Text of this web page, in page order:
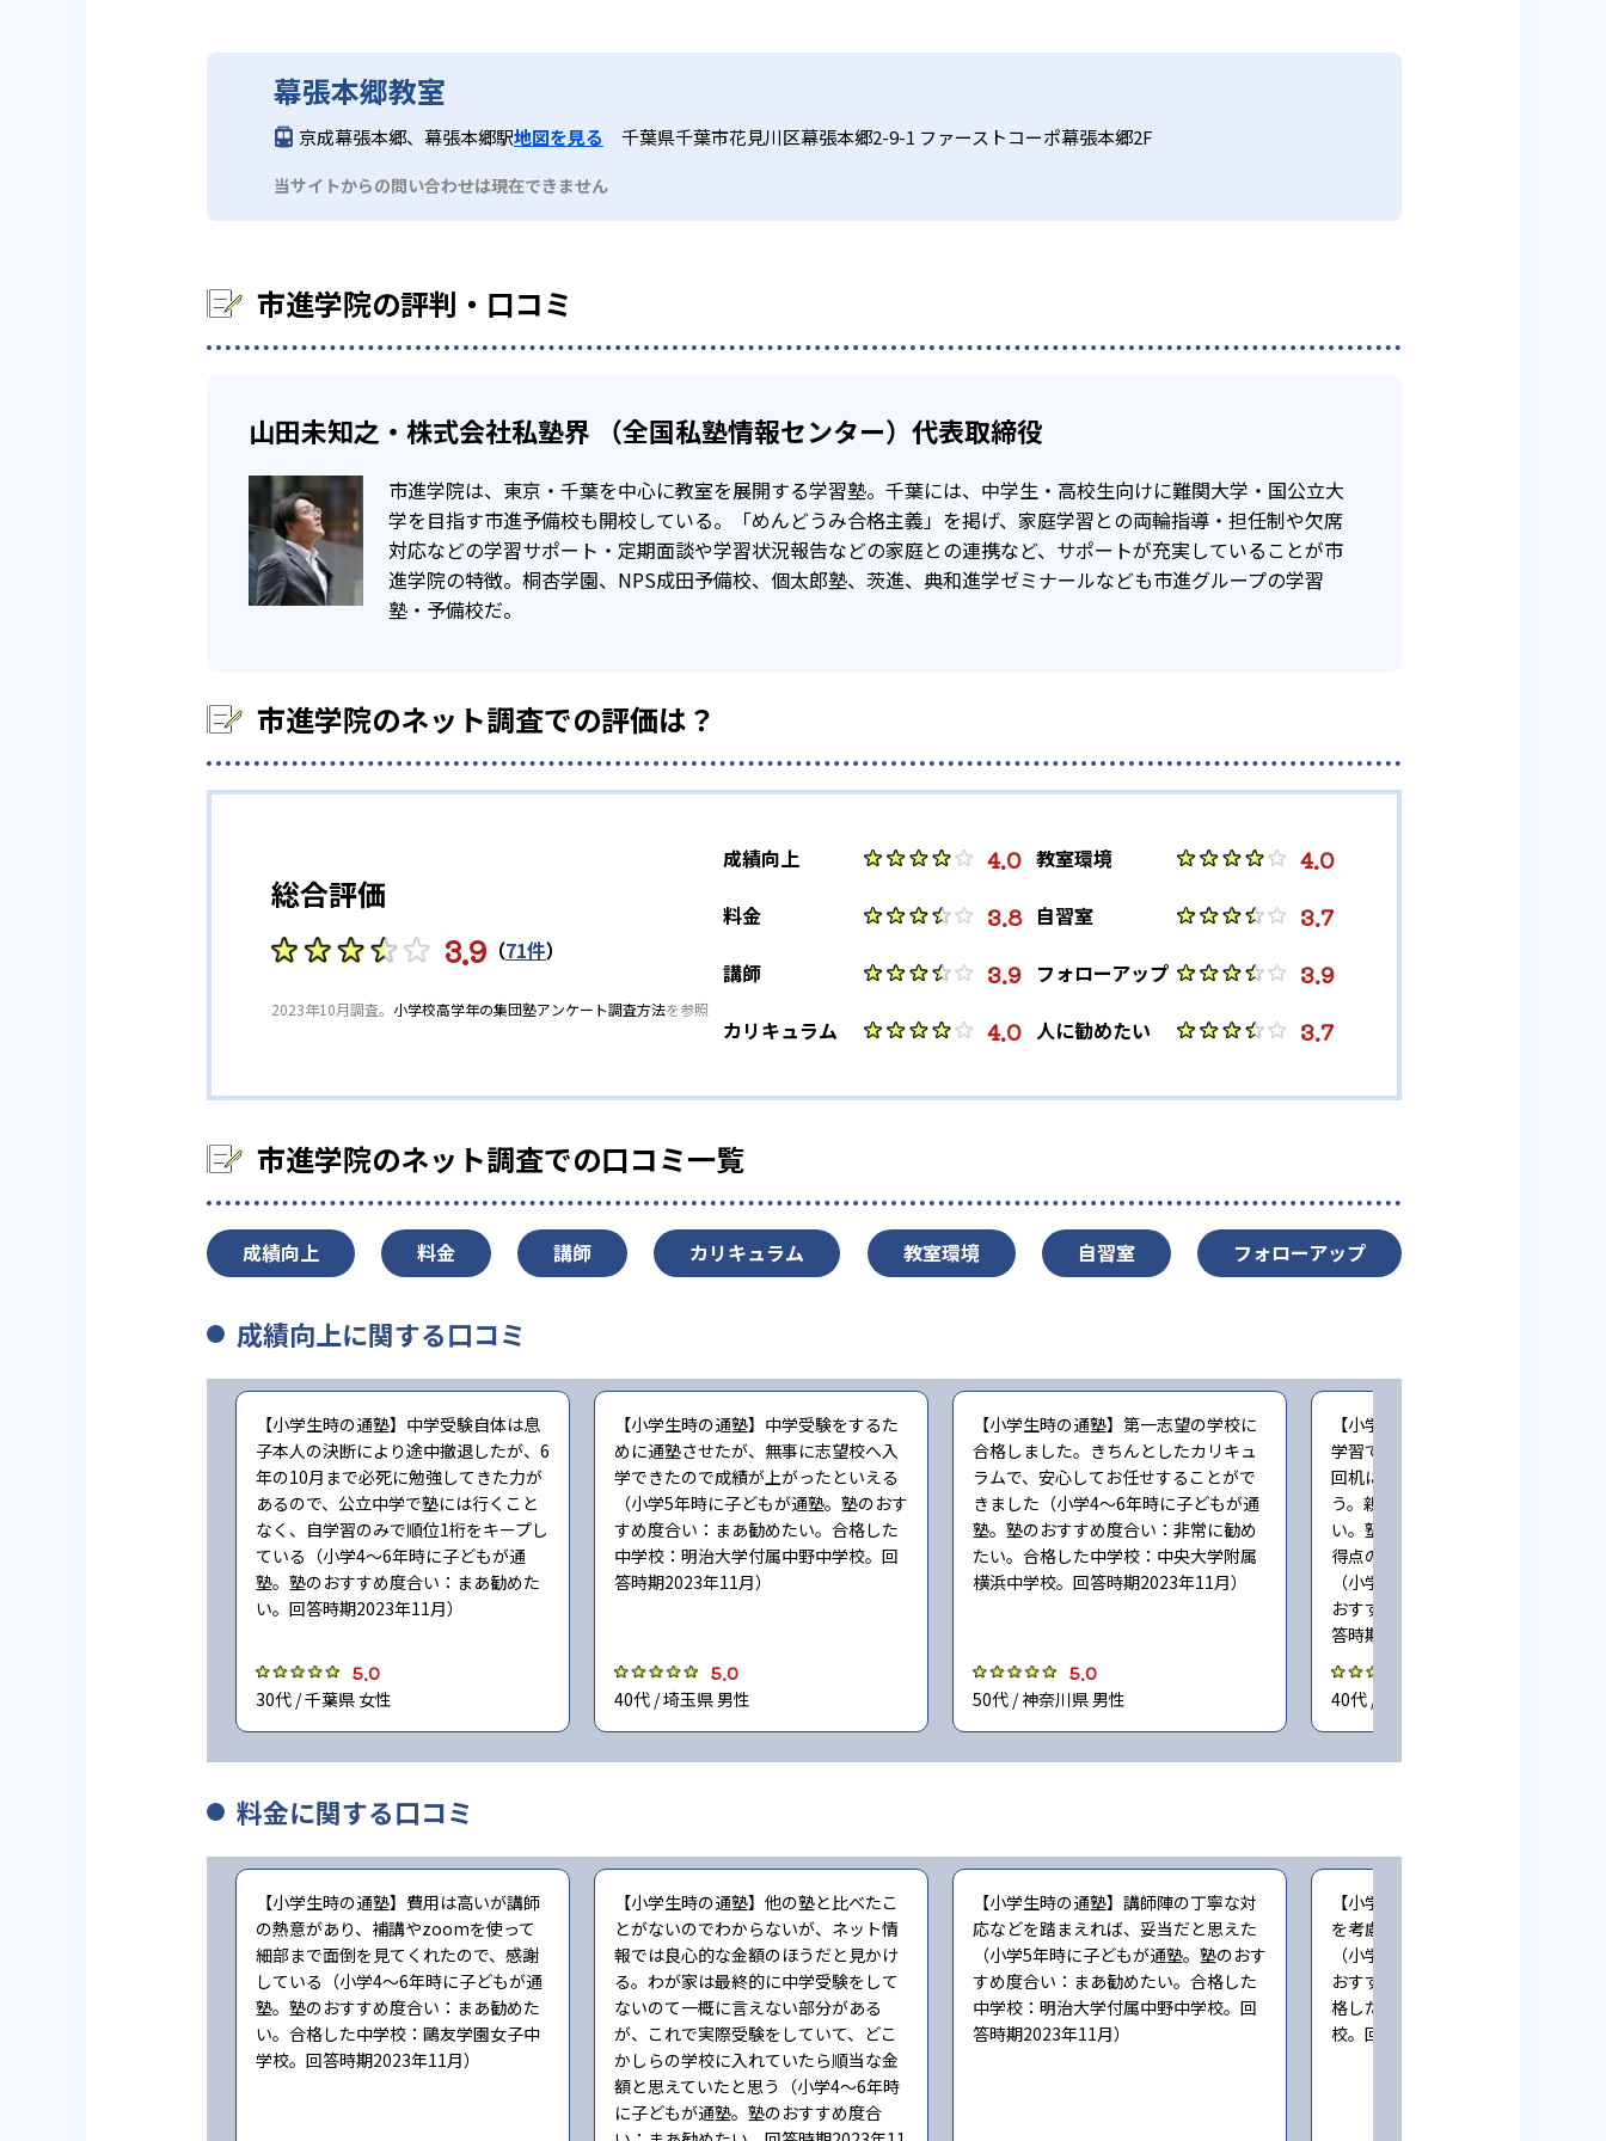
また、家庭学習の指導にも強いこだわりがある。授業の内容や課題の内容がひと目で分かる学習計画表を配布し、学習内容を見え
る化。これにより、生徒が自ら主体的に学習に取り組む力を養う。
どんなデメリットがある？
師などのサービスがおすすめだ。
市進学院の2023年度合格実績は下記の通りである。
中学校の合格実績
91
59
高校の合格実績
渋谷幕張高校 19 市川高校 68 昭和秀英高校 93 芝浦工大柏高校 103
日大習志野高校 176 専修大松戸高校 210 千葉高校 34 船橋高校 75
幕張本郷教室
京成幕張本郷、幕張本郷駅地図を見る 千葉県千葉市花見川区幕張本郷2-9-1 ファーストコーポ幕張本郷2F
当サイトからの問い合わせは現在できません
市進学院の評判・口コミ
山田未知之・株式会社私塾界 （全国私塾情報センター）代表取締役
市進学院は、東京・千葉を中心に教室を展開する学習塾。千葉には、中学生・高校生向けに難関大学・国公立大
学を目指す市進予備校も開校している。「めんどうみ合格主義」を掲げ、家庭学習との両輪指導・担任制や欠席
対応などの学習サポート・定期面談や学習状況報告などの家庭との連携など、サポートが充実していることが市
進学院の特徴。桐杏学園、NPS成田予備校、個太郎塾、茨進、典和進学ゼミナールなども市進グループの学習
塾・予備校だ。
市進学院のネット調査での評価は？
総合評価
3.9 （71件）
2023年10月調査。 小学校高学年の集団塾アンケート調査方法を参照
成績向上 4.0
料金 3.8
講師 3.9
カリキュラム 4.0
教室環境 4.0
自習室 3.7
フォローアップ 3.9
人に勧めたい 3.7
市進学院のネット調査での口コミ一覧
成績向上 料金 講師 カリキュラム 教室環境 自習室 フォローアップ
成績向上に関する口コミ
【小学生時の通塾】中学受験自体は息
子本人の決断により途中撤退したが、6
年の10月まで必死に勉強してきた力が
あるので、公立中学で塾には行くこと
なく、自学習のみで順位1桁をキープし
ている（小学4〜6年時に子どもが通
塾。塾のおすすめ度合い：まあ勧めた
い。回答時期2023年11月）
5.0
30代 / 千葉県 女性
【小学生時の通塾】中学受験をするた
めに通塾させたが、無事に志望校へ入
学できたので成績が上がったといえる
（小学5年時に子どもが通塾。塾のおす
すめ度合い：まあ勧めたい。合格した
中学校：明治大学付属中野中学校。回
答時期2023年11月）
5.0
40代 / 埼玉県 男性
【小学生時の通塾】第一志望の学校に
合格しました。きちんとしたカリキュ
ラムで、安心してお任せすることがで
きました（小学4〜6年時に子どもが通
塾。塾のおすすめ度合い：非常に勧め
たい。合格した中学校：中央大学附属
横浜中学校。回答時期2023年11月）
5.0
50代 / 神奈川県 男性
【小学生時の通塾】入塾前までは自
学習でドリルを主にやっていたが、
回机に向かう時間にムラができてし
う。親もそこまで毎回見てあげられ
い。塾に通ってからは成績向上し、
得点のテストを多く取る様になった
（小学5〜6年時に子どもが通塾。塾
おすすめ度合い：非常に勧めたい。
答時期2023年11月）
40代 / 東京都 男性
料金に関する口コミ
【小学生時の通塾】費用は高いが講師
の熱意があり、補講やzoomを使って
細部まで面倒を見てくれたので、感謝
している（小学4〜6年時に子どもが通
塾。塾のおすすめ度合い：まあ勧めた
い。合格した中学校：鷗友学園女子中
学校。回答時期2023年11月）
【小学生時の通塾】他の塾と比べたこ
とがないのでわからないが、ネット情
報では良心的な金額のほうだと見かけ
る。わが家は最終的に中学受験をして
ないのて一概に言えない部分がある
が、これで実際受験をしていて、どこ
かしらの学校に入れていたら順当な金
額と思えていたと思う（小学4〜6年時
に子どもが通塾。塾のおすすめ度合
【小学生時の通塾】講師陣の丁寧な対
応などを踏まえれば、妥当だと思えた
（小学5年時に子どもが通塾。塾のおす
すめ度合い：まあ勧めたい。合格した
中学校：明治大学付属中野中学校。回
答時期2023年11月）
【小学生時の通塾】カリキュラムな
を考慮すると妥当だと感じています
（小学4〜6年時に子どもが通塾。塾
おすすめ度合い：非常に勧めたい。
格した中学校：中央大学附属横浜中
校。回答時期2023年11月）